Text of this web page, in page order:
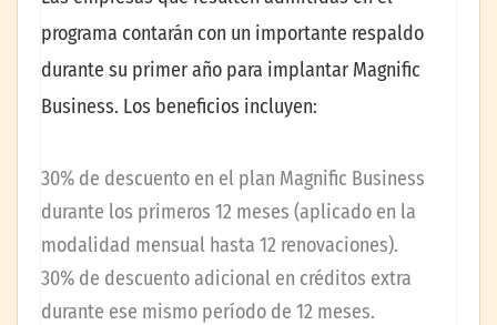
programa contarán con un importante respaldo
durante su primer año para implantar Magnific
Business. Los beneficios incluyen:
30% de descuento en el plan Magnific Business
durante los primeros 12 meses (aplicado en la
modalidad mensual hasta 12 renovaciones).
30% de descuento adicional en créditos extra
durante ese mismo período de 12 meses.